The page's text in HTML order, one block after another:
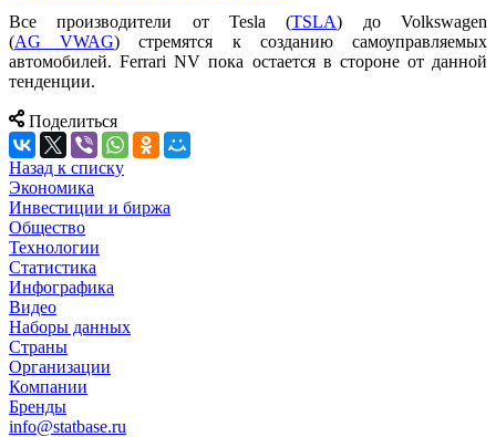
Все производители от Tesla (TSLA) до Volkswagen
(AG VWAG) стремятся к созданию самоуправляемых
автомобилей. Ferrari NV пока остается в стороне от данной
тенденции.
Поделиться
Назад к списку
Экономика
Инвестиции и биржа
Общество
Технологии
Cтатистика
Инфографика
Видео
Наборы данных
Страны
Организации
Компании
Бренды
info@statbase.ru